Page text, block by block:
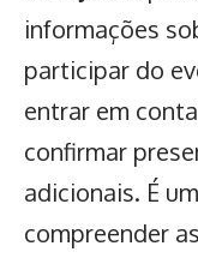
informações
participar do
entrar em
confirmar
adicionais. É
compreender